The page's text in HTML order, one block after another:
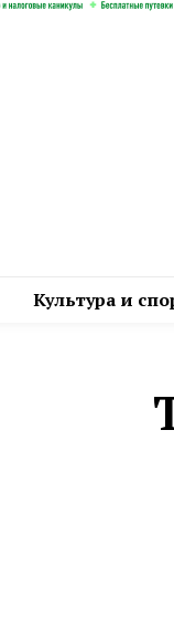
Культура и